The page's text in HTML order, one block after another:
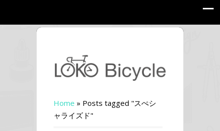
Home » Posts tagged "スぺシ
ャライズド"